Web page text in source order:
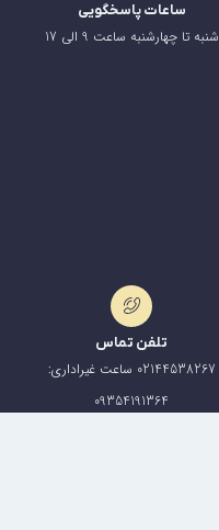
ساعات پاسخگویی
شنبه تا چهارشنبه ساعت 9 الی 17
تلفن تماس
02144538267 ساعت غیراداری:
09354191364